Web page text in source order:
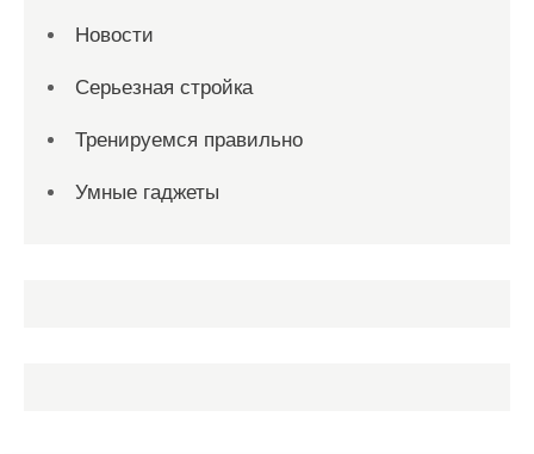
Новости
Серьезная стройка
Тренируемся правильно
Умные гаджеты